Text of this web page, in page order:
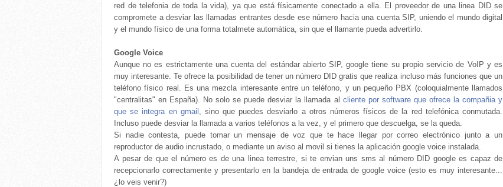
red de telefonia de toda la vida), ya que está físicamente conectado a ella. El proveedor de una linea DID se
compromete a desviar las llamadas entrantes desde ese número hacia una cuenta SIP, uniendo el mundo digital
y el mundo físico de una forma totalmete automática, sin que el llamante pueda advertirlo.
Google Voice
Aunque no es estrictamente una cuenta del estándar abierto SIP, google tiene su propio servicio de VoIP y es
muy interesante. Te ofrece la posibilidad de tener un número DID gratis que realiza incluso más funciones que un
teléfono físico real. Es una mezcla interesante entre un teléfono, y un pequeño PBX (coloquialmente llamados
"centralitas" en España). No solo se puede desviar la llamada al cliente por software que ofrece la compañia y
que se integra en gmail , sino que puedes desviarlo a otros números físicos de la red telefónica conmutada.
Incluso puede desviar la llamada a varios teléfonos a la vez, y el primero que descuelga, se la queda.
Si nadie contesta, puede tomar un mensaje de voz que te hace llegar por correo electrónico junto a un
reproductor de audio incrustado, o mediante un aviso al movil si tienes la aplicación google voice instalada.
A pesar de que el número es de una linea terrestre, si te envian uns sms al número DID google es capaz de
recepcionarlo correctamente y presentarlo en la bandeja de entrada de google voice (esto es muy interesante...
¿lo veis venir?)